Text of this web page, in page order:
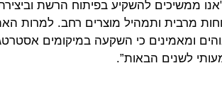
ממשיכים להשקיע בפיתוח הרשת וביצירת
מרבית ותמהיל מוצרים רחב. למרות
ומאמינים כי השקעה במיקומים
לשנים הבאות”.